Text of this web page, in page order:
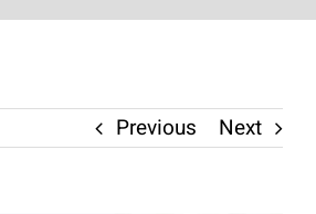
Previous Next